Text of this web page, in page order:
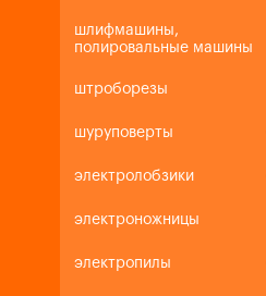
шлифмашины,
полировальные машины
штроборезы
шуруповерты
электролобзики
электроножницы
электропилы